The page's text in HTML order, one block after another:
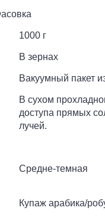
1000 г
В зернах
Вакуумный пакет
В сухом
доступа прямых
лучей.
Средне-темная
Купаж арабика/